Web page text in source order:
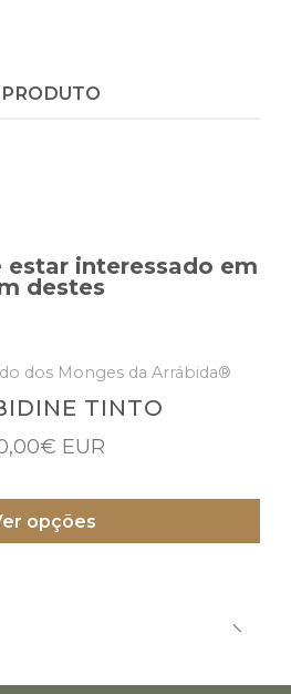
estar interessado em
destes
dos Monges da Arrábida®
TINTO
EUR
opções